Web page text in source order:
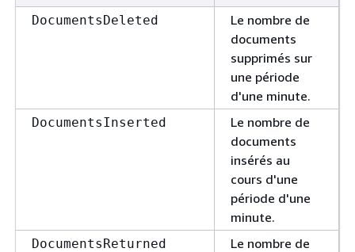
DocumentsDeleted
Le nombre de
documents
supprimés sur
une période
d'une minute.
DocumentsInserted
Le nombre de
documents
insérés au
cours d'une
période d'une
minute.
DocumentsReturned
Le nombre de